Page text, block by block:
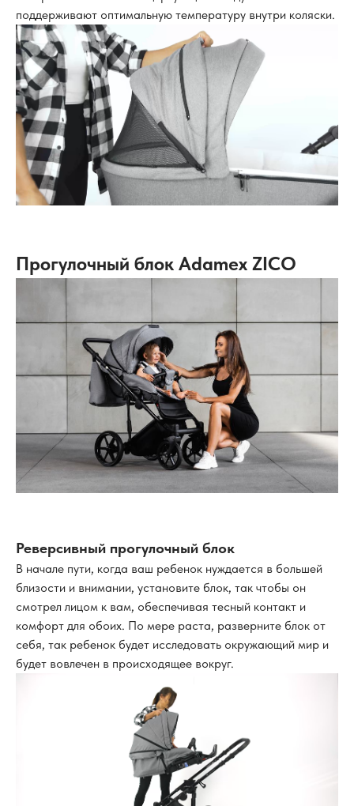
поддерживают оптимальную температуру внутри коляски.
Прогулочный блок Adamex ZICO
Реверсивный прогулочный блок
В начале пути, когда ваш ребенок нуждается в большей
близости и внимании, установите блок, так чтобы он
смотрел лицом к вам, обеспечивая тесный контакт и
комфорт для обоих. По мере раста, разверните блок от
себя, так ребенок будет исследовать окружающий мир и
будет вовлечен в происходящее вокруг.